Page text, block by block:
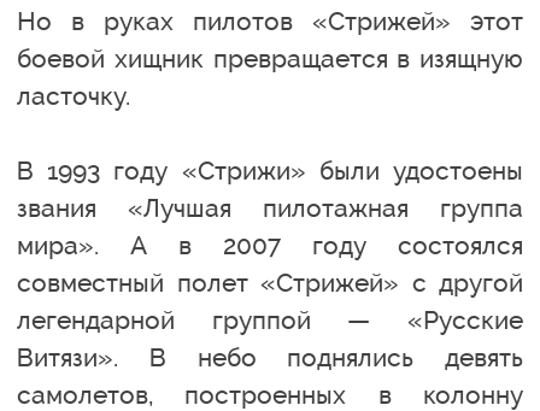
Но в руках пилотов «Стрижей» этот
боевой хищник превращается в изящную
ласточку.
В 1993 году «Стрижи» были удостоены
звания «Лучшая пилотажная группа
мира». А в 2007 году состоялся
совместный полет «Стрижей» с другой
легендарной группой — «Русские
Витязи». В небо поднялись девять
самолетов, построенных в колонну